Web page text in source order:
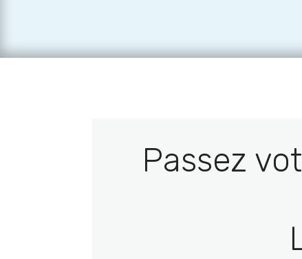
Passez